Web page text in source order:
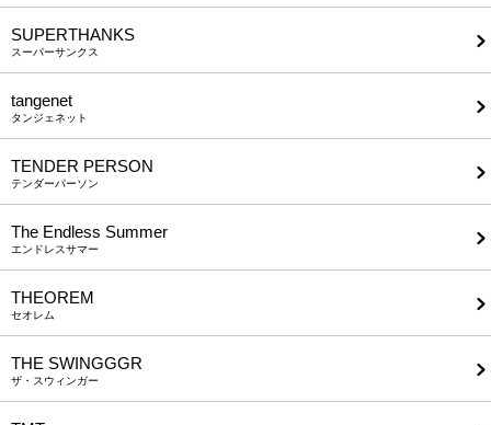
SUPERTHANKS
スーパーサンクス
tangenet
タンジェネット
TENDER PERSON
テンダーパーソン
The Endless Summer
エンドレスサマー
THEOREM
セオレム
THE SWINGGGR
ザ・スウィンガー